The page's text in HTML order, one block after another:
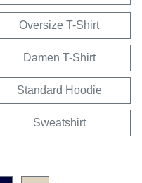
Oversize T-Shirt
Damen T-Shirt
Standard Hoodie
Sweatshirt